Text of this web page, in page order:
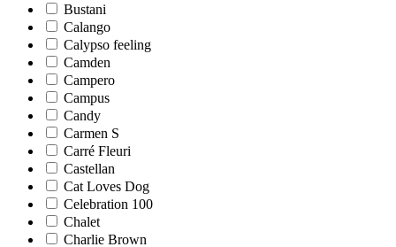
Bustani
Calango
Calypso feeling
Camden
Campero
Campus
Candy
Carmen S
Carré Fleuri
Castellan
Cat Loves Dog
Celebration 100
Chalet
Charlie Brown